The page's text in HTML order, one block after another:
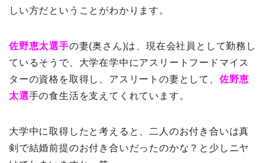
しい方だということがわかります。
佐野恵太選手の妻(奥さん)は、現在会社員として勤務し
ているそうで、大学在学中にアスリートフードマイス
ターの資格を取得し、アスリートの妻として、 佐野恵
太選手の食生活を支えてくれています。
大学中に取得したと考えると、二人のお付き合いは真
剣で結婚前提のお付き合いだったのかな？と少しニヤ